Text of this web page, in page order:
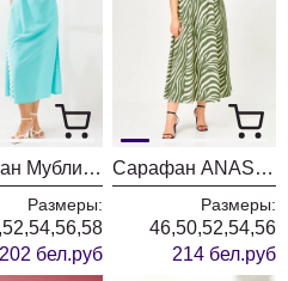
Сарафан Мублиз 321 голубой
Размеры:
202 бел.руб
Сарафан ANASTASIA MAK 1268 зеленый+молочный
Размеры:
46,50,52,54,56
214 бел.руб